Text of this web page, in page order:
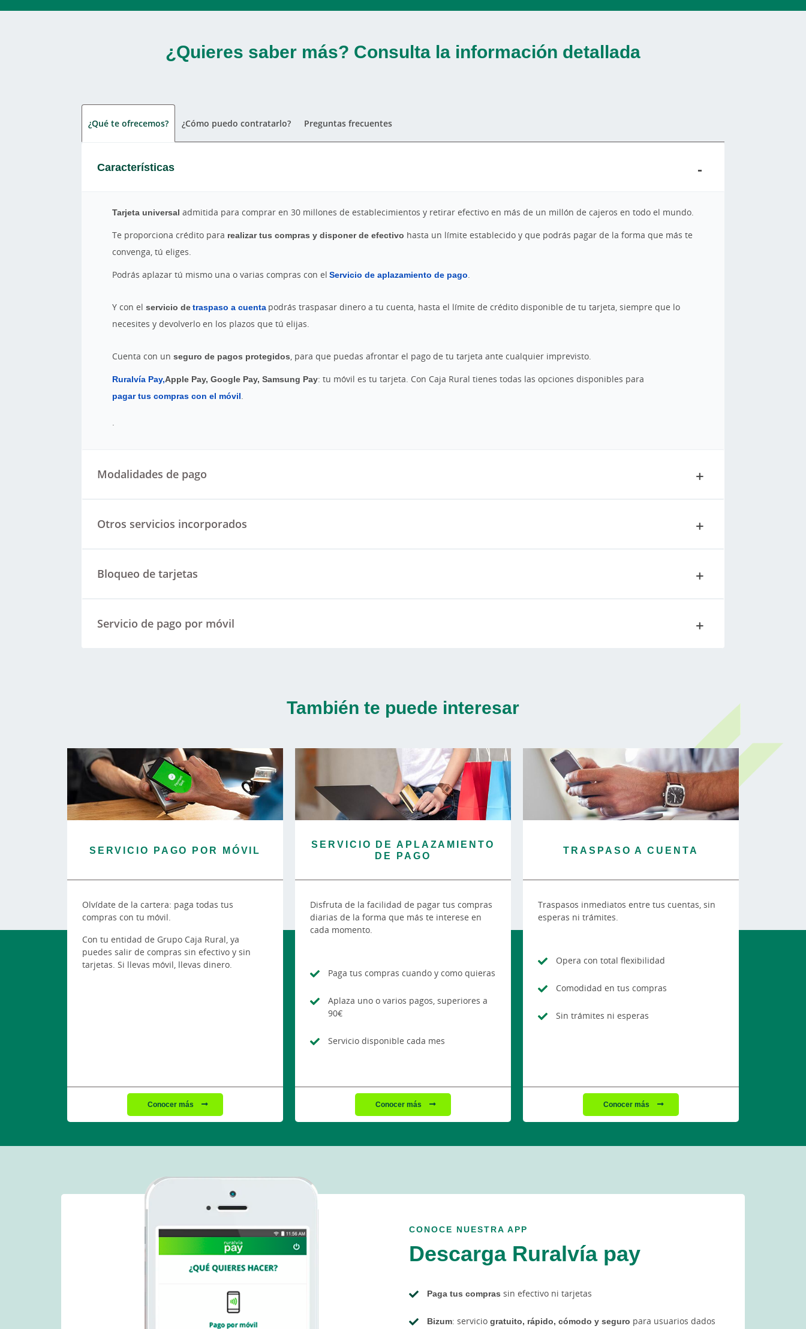
¿Quieres saber más? Consulta la información detallada
¿Qué te ofrecemos? ¿Cómo puedo contratarlo? Preguntas frecuentes
Características
Tarjeta universal admitida para comprar en 30 millones de establecimientos y retirar efectivo en más de un millón de cajeros en todo el mundo.
Te proporciona crédito para realizar tus compras y disponer de efectivo hasta un límite establecido y que podrás pagar de la forma que más te
convenga, tú eliges.
Podrás aplazar tú mismo una o varias compras con elServicio de aplazamiento de pago.
Y con el servicio detraspaso a cuenta podrás traspasar dinero a tu cuenta, hasta el límite de crédito disponible de tu tarjeta, siempre que lo
necesites y devolverlo en los plazos que tú elijas.
Cuenta con unseguro de pagos protegidos, para que puedas afrontar el pago de tu tarjeta ante cualquier imprevisto.
Ruralvía Pay,Apple Pay, Google Pay, Samsung Pay: tu móvil es tu tarjeta. Con Caja Rural tienes todas las opciones disponibles para
pagar tus compras con el móvil.
.
Modalidades de pago
Otros servicios incorporados
Bloqueo de tarjetas
Servicio de pago por móvil
También te puede interesar
SERVICIO PAGO POR MÓVIL
Olvídate de la cartera: paga todas tus
compras con tu móvil.
Con tu entidad de Grupo Caja Rural, ya
puedes salir de compras sin efectivo y sin
tarjetas. Si llevas móvil, llevas dinero.
Conocer más
SERVICIO DE APLAZAMIENTO
DE PAGO
Disfruta de la facilidad de pagar tus compras
diarias de la forma que más te interese en
cada momento.
Paga tus compras cuando y como quieras
Aplaza uno o varios pagos, superiores a
90€
Servicio disponible cada mes
Conocer más
TRASPASO A CUENTA
Traspasos inmediatos entre tus cuentas, sin
esperas ni trámites.
Opera con total flexibilidad
Comodidad en tus compras
Sin trámites ni esperas
Conocer más
CONOCE NUESTRA APP
Descarga Ruralvía pay
Paga tus compras sin efectivo ni tarjetas
Bizum: servicio gratuito, rápido, cómodo y seguro para usuarios dados